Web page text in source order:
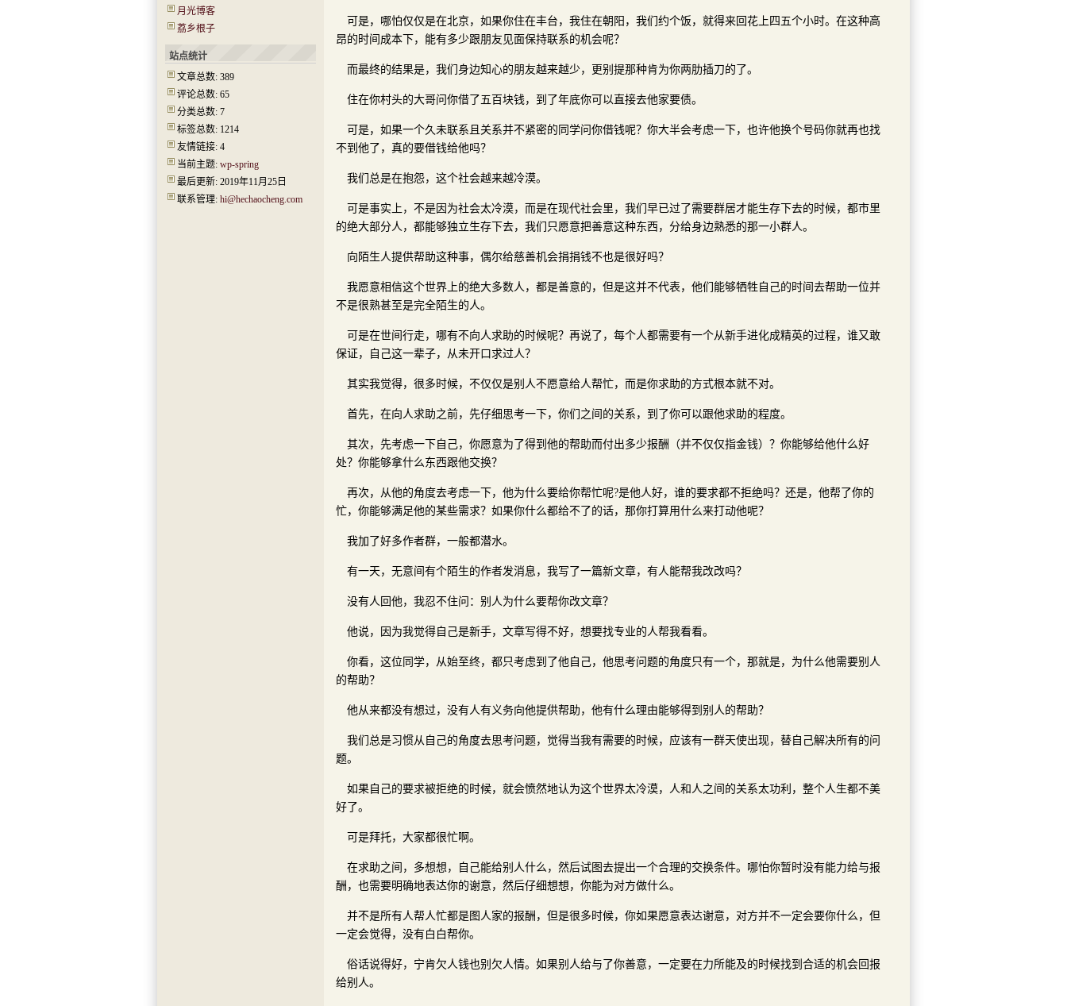
可是，哪怕仅仅是在北京，如果你住在丰台，我住在朝阳，我们约个饭，就得来回花上四五个小时。在这种高
昂的时间成本下，能有多少跟朋友见面保持联系的机会呢？
而最终的结果是，我们身边知心的朋友越来越少，更别提那种肯为你两肋插刀的了。
住在你村头的大哥问你借了五百块钱，到了年底你可以直接去他家要债。
可是，如果一个久未联系且关系并不紧密的同学问你借钱呢？你大半会考虑一下，也许他换个号码你就再也找
不到他了，真的要借钱给他吗？
我们总是在抱怨，这个社会越来越冷漠。
可是事实上，不是因为社会太冷漠，而是在现代社会里，我们早已过了需要群居才能生存下去的时候，都市里
的绝大部分人，都能够独立生存下去，我们只愿意把善意这种东西，分给身边熟悉的那一小群人。
向陌生人提供帮助这种事，偶尔给慈善机会捐捐钱不也是很好吗？
我愿意相信这个世界上的绝大多数人，都是善意的，但是这并不代表，他们能够牺牲自己的时间去帮助一位并
不是很熟甚至是完全陌生的人。
可是在世间行走，哪有不向人求助的时候呢？再说了，每个人都需要有一个从新手进化成精英的过程，谁又敢
保证，自己这一辈子，从未开口求过人？
其实我觉得，很多时候，不仅仅是别人不愿意给人帮忙，而是你求助的方式根本就不对。
首先，在向人求助之前，先仔细思考一下，你们之间的关系，到了你可以跟他求助的程度。
其次，先考虑一下自己，你愿意为了得到他的帮助而付出多少报酬（并不仅仅指金钱）？你能够给他什么好
处？你能够拿什么东西跟他交换？
再次，从他的角度去考虑一下，他为什么要给你帮忙呢?是他人好，谁的要求都不拒绝吗？还是，他帮了你的
忙，你能够满足他的某些需求？如果你什么都给不了的话，那你打算用什么来打动他呢？
我加了好多作者群，一般都潜水。
有一天，无意间有个陌生的作者发消息，我写了一篇新文章，有人能帮我改改吗？
没有人回他，我忍不住问：别人为什么要帮你改文章？
他说，因为我觉得自己是新手，文章写得不好，想要找专业的人帮我看看。
你看，这位同学，从始至终，都只考虑到了他自己，他思考问题的角度只有一个，那就是，为什么他需要别人
的帮助？
他从来都没有想过，没有人有义务向他提供帮助，他有什么理由能够得到别人的帮助？
我们总是习惯从自己的角度去思考问题，觉得当我有需要的时候，应该有一群天使出现，替自己解决所有的问
题。
如果自己的要求被拒绝的时候，就会愤然地认为这个世界太冷漠，人和人之间的关系太功利，整个人生都不美
好了。
可是拜托，大家都很忙啊。
在求助之间，多想想，自己能给别人什么，然后试图去提出一个合理的交换条件。哪怕你暂时没有能力给与报
酬，也需要明确地表达你的谢意，然后仔细想想，你能为对方做什么。
并不是所有人帮人忙都是图人家的报酬，但是很多时候，你如果愿意表达谢意，对方并不一定会要你什么，但
一定会觉得，没有白白帮你。
俗话说得好，宁肯欠人钱也别欠人情。如果别人给与了你善意，一定要在力所能及的时候找到合适的机会回报
给别人。
月光博客
荔乡根子
站点统计
文章总数: 389
评论总数: 65
分类总数: 7
标签总数: 1214
友情链接: 4
当前主题: wp-spring
最后更新: 2019年11月25日
联系管理: hi@hechaocheng.com